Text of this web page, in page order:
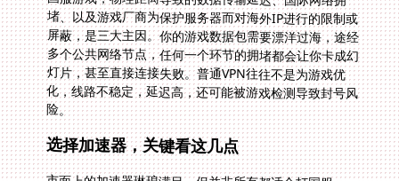
险。
选择加速器，关键看这几点